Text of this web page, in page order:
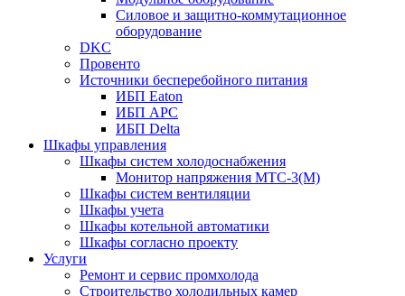
Силовое и защитно-коммутационное
оборудование
DKC
Провенто
Источники бесперебойного питания
ИБП Eaton
ИБП APC
ИБП Delta
Шкафы управления
Шкафы систем холодоснабжения
Монитор напряжения МТС-3(М)
Шкафы систем вентиляции
Шкафы учета
Шкафы котельной автоматики
Шкафы согласно проекту
Услуги
Ремонт и сервис промхолода
Строительство холодильных камер